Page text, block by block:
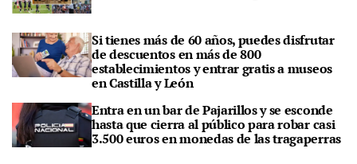
Si tienes más de 60 años, puedes disfrutar
de descuentos en más de 800
establecimientos y entrar gratis a museos
en Castilla y León
Entra en un bar de Pajarillos y se esconde
hasta que cierra al público para robar casi
3.500 euros en monedas de las tragaperras